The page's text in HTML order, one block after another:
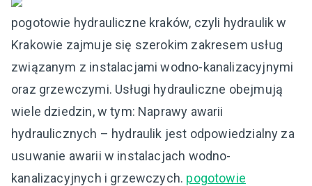
pogotowie hydrauliczne kraków, czyli hydraulik w
Krakowie zajmuje się szerokim zakresem usług
związanym z instalacjami wodno-kanalizacyjnymi
oraz grzewczymi. Usługi hydrauliczne obejmują
wiele dziedzin, w tym: Naprawy awarii
hydraulicznych – hydraulik jest odpowiedzialny za
usuwanie awarii w instalacjach wodno-
kanalizacyjnych i grzewczych. pogotowie